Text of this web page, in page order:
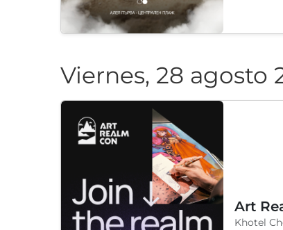
Viernes, 28 agosto
Art
Khotel